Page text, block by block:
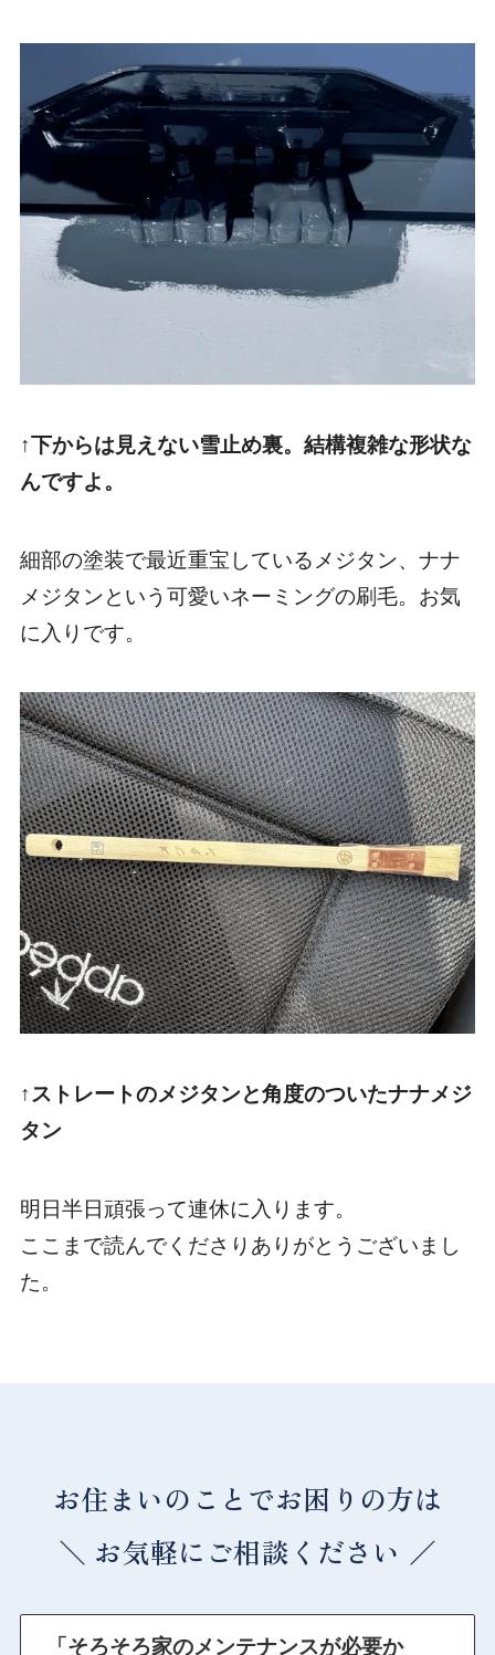
↑下からは見えない雪止め裏。結構複雑な形状な
んですよ。
細部の塗装で最近重宝しているメジタン、ナナ
メジタンという可愛いネーミングの刷毛。お気
に入りです。
↑ストレートのメジタンと角度のついたナナメジ
タン
明日半日頑張って連休に入ります。
ここまで読んでくださりありがとうございまし
た。
お住まいのことでお困りの方は
＼ お気軽にご相談ください ／
「そろそろ家のメンテナンスが必要か